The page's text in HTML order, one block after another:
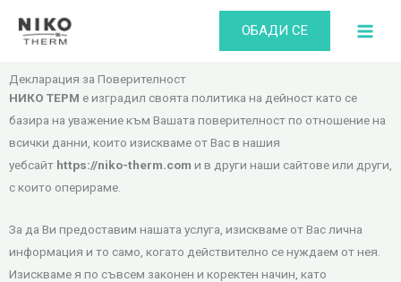
ОБАДИ СЕ
Декларация за Поверителност
НИКО ТЕРМ е изградил своята политика на дейност като се
базира на уважение към Вашата поверителност по отношение на
всички данни, които изискваме от Вас в нашия
уебсайт https://niko-therm.com и в други наши сайтове или други,
с които оперираме.
За да Ви предоставим нашата услуга, изискваме от Вас лична
информация и то само, когато действително се нуждаем от нея.
Изискваме я по съвсем законен и коректен начин, като